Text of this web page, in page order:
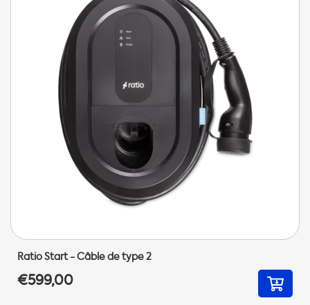
Ratio Start - Câble de type 2
€599,00